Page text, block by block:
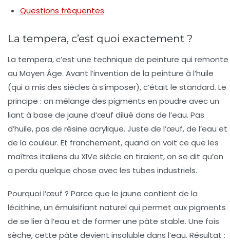
Questions fréquentes
La tempera, c’est quoi exactement ?
La tempera, c’est une technique de peinture qui remonte
au Moyen Âge. Avant l’invention de la peinture à l’huile
(qui a mis des siècles à s’imposer), c’était le standard. Le
principe : on mélange des pigments en poudre avec un
liant à base de jaune d’œuf dilué dans de l’eau. Pas
d’huile, pas de résine acrylique. Juste de l’œuf, de l’eau et
de la couleur. Et franchement, quand on voit ce que les
maîtres italiens du XIVe siècle en tiraient, on se dit qu’on
a perdu quelque chose avec les tubes industriels.
Pourquoi l’œuf ? Parce que le jaune contient de la
lécithine, un émulsifiant naturel qui permet aux pigments
de se lier à l’eau et de former une pâte stable. Une fois
sèche, cette pâte devient insoluble dans l’eau. Résultat :